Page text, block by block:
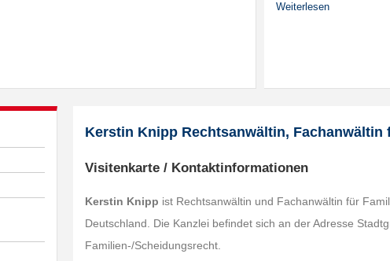
Weiterlesen
Kerstin Knipp Rechtsanwältin, Fachanwältin
Visitenkarte / Kontaktinformationen
Kerstin Knipp ist Rechtsanwältin und Fachanwältin für
Deutschland. Die Kanzlei befindet sich an der Adresse
Familien-/Scheidungsrecht.